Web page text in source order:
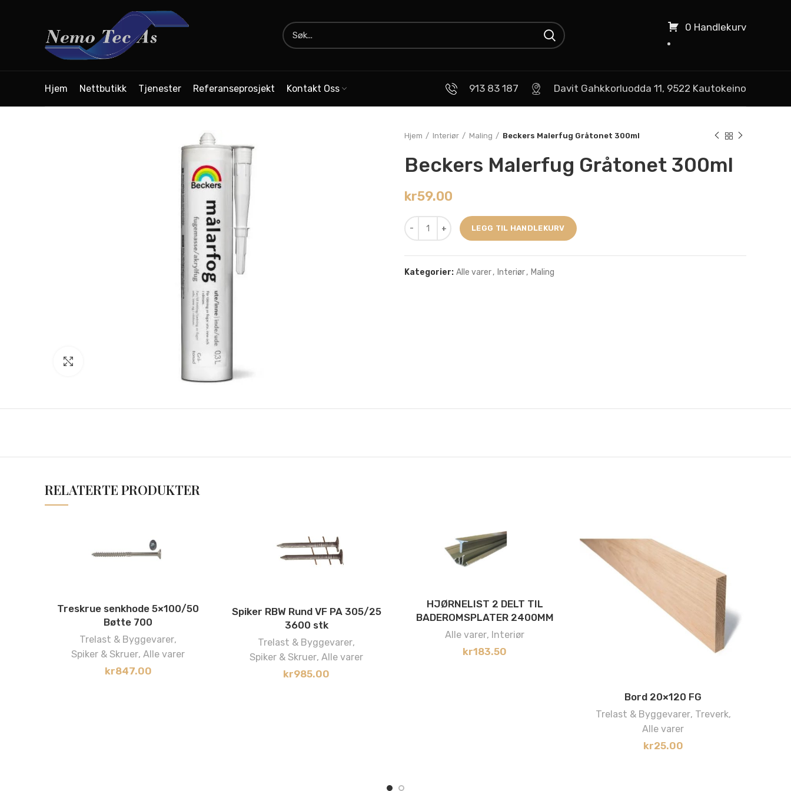
0 Handlekurv
Hjem Nettbutikk Tjenester Referanseprosjekt Kontakt Oss 913 83 187 Davit Gahkkorluodda 11, 9522 Kautokeino
Hjem Interiør Maling Beckers Malerfug Gråtonet 300ml
Beckers Malerfug Gråtonet 300ml
kr59.00
LEGG TIL HANDLEKURV
Kategorier: Alle varer, Interiør, Maling
RELATERTE PRODUKTER
Treskrue senkhode 5×100/50
Bøtte 700
Trelast & Byggevarer,
Spiker & Skruer, Alle varer
kr847.00
Spiker RBW Rund VF PA 305/25
3600 stk
Trelast & Byggevarer,
Spiker & Skruer, Alle varer
kr985.00
HJØRNELIST 2 DELT TIL
BADEROMSPLATER 2400MM
Alle varer, Interiør
kr183.50
Bord 20×120 FG
Trelast & Byggevarer, Treverk,
Alle varer
kr25.00